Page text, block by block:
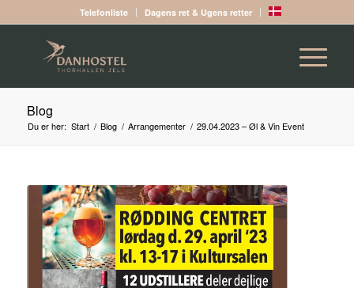
Telefonliste Dagens ret & Ugens retter
Blog
Du er her: Start / Blog / Arrangementer / 29.04.2023 – Øl & Vin Event